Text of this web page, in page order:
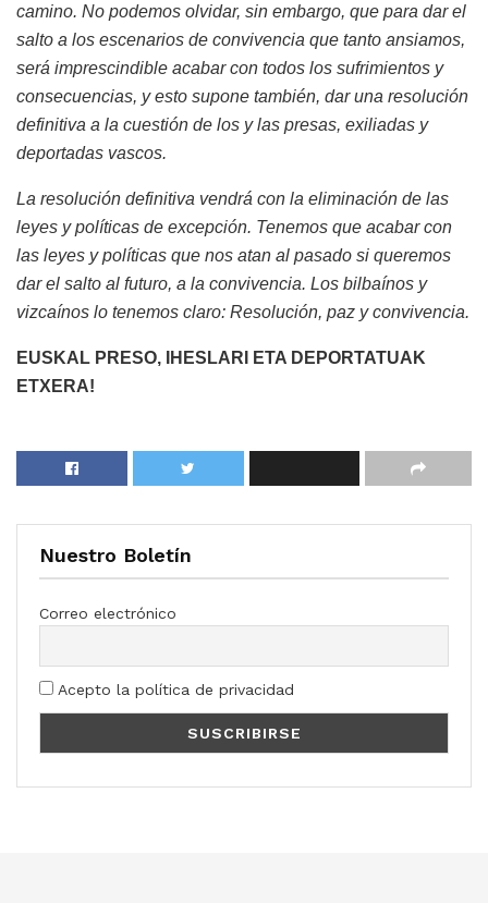
camino. No podemos olvidar, sin embargo, que para dar el
salto a los escenarios de convivencia que tanto ansiamos,
será imprescindible acabar con todos los sufrimientos y
consecuencias, y esto supone también, dar una resolución
definitiva a la cuestión de los y las presas, exiliadas y
deportadas vascos.
La resolución definitiva vendrá con la eliminación de las
leyes y políticas de excepción. Tenemos que acabar con
las leyes y políticas que nos atan al pasado si queremos
dar el salto al futuro, a la convivencia. Los bilbaínos y
vizcaínos lo tenemos claro: Resolución, paz y convivencia.
EUSKAL PRESO, IHESLARI ETA DEPORTATUAK
ETXERA!
Nuestro Boletín
Correo electrónico
Acepto la política de privacidad